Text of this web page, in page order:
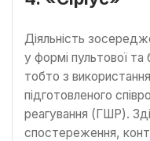
Діяльність
у формі пультової
тобто з
підготовленого
реагування (ГШР).
спостереження,